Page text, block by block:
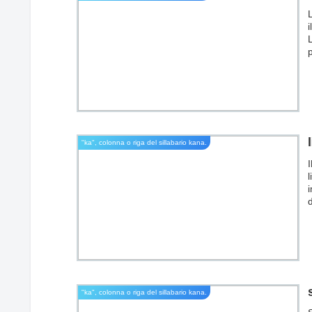
"ka", colonna o riga del sillabario kana.
"ka", colonna o riga del sillabario kana.